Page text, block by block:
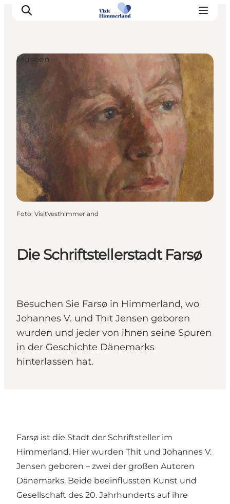
Erlebnisse
Natur
Städte und Orte
Das passiert
Reiseplanung
Praktische Informationen
Die Schriftstellerstadt Farsø
Besuchen Sie Farsø in Himmerland, wo
Johannes V. und Thit Jensen geboren
wurden und jeder von ihnen seine Spuren
in der Geschichte Dänemarks
hinterlassen hat.
Museen
Foto: VisitVesthimmerland
Farsø ist die Stadt der Schriftsteller im
Himmerland. Hier wurden Thit und Johannes V.
Jensen geboren – zwei der großen Autoren
Dänemarks. Beide beeinflussten Kunst und
Gesellschaft des 20. Jahrhunderts auf ihre